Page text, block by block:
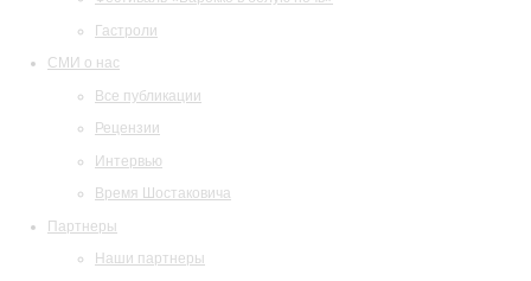
Гастроли
СМИ о нас
Все публикации
Рецензии
Интервью
Время Шостаковича
Партнеры
Наши партнеры